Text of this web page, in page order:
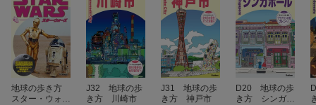
地球の歩き方
スター・ウォー
J32 地球の歩
き方 川崎市
J31 地球の歩
き方 神戸市
D20 地球の歩
き方 シンガポ